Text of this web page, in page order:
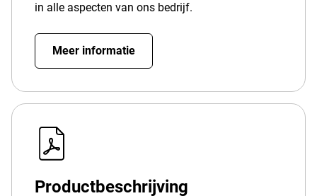
in alle aspecten van ons bedrijf.
Meer informatie
Productbeschrijving